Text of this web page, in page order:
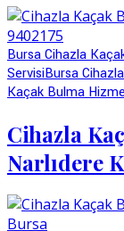
Bursa Cihazla
ServisiBursa
Kaçak Bulma
Cihazla
Narlıdere